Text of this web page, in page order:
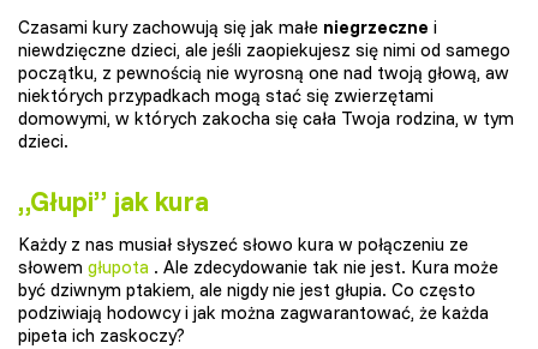
Czasami kury zachowują się jak małe niegrzeczne i
niewdzięczne dzieci, ale jeśli zaopiekujesz się nimi od samego
początku, z pewnością nie wyrosną one nad twoją głową, aw
niektórych przypadkach mogą stać się zwierzętami
domowymi, w których zakocha się cała Twoja rodzina, w tym
dzieci.
„Głupi” jak kura
Każdy z nas musiał słyszeć słowo kura w połączeniu ze
słowem głupota . Ale zdecydowanie tak nie jest. Kura może
być dziwnym ptakiem, ale nigdy nie jest głupia. Co często
podziwiają hodowcy i jak można zagwarantować, że każda
pipeta ich zaskoczy?